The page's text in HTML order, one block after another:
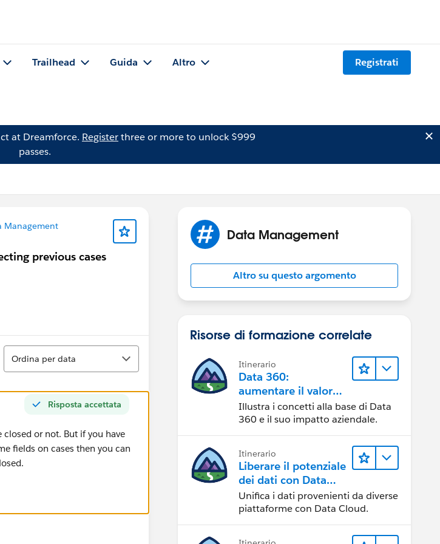
Trailhead Guida Altro Registrati
at Dreamforce. Registerthree or more to unlock $999
passes.
Management
previous cases
Ordina
Ordina per data
Risposta accettata
or not. But if you have
fields on cases then you can
Data Management
Altro su questo argomento
Risorse di formazione correlate
Itinerario
Data 360:
aumentare il valore
dei dati
Illustra i concetti alla base di Data
360 e il suo impatto aziendale.
Itinerario
Liberare il potenziale
dei dati con Data
Cloud
Unifica i dati provenienti da diverse
piattaforme con Data Cloud.